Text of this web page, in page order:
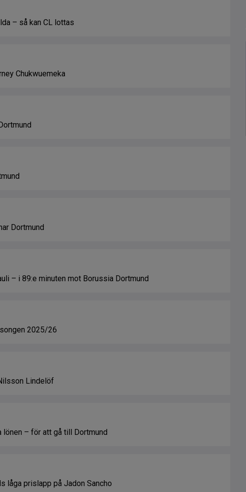
– så kan CL lottas
Chukwuemeka
Dortmund
– i 89:e minuten mot Borussia Dortmund
2025/26
Lindelöf
lönen – för att gå till Dortmund
låga prislapp på Jadon Sancho